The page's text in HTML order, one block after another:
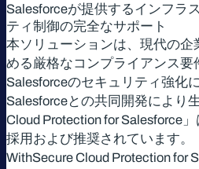
Salesforceが提供するインフラ
ティ制御の完全なサポート
本ソリューションは、現代の企
める厳格なコンプライアンス要
Salesforceのセキュリティ強化
Salesforceとの共同開発により
Cloud Protection for Salesforce
採用および推奨されています。
WithSecure Cloud Protection for